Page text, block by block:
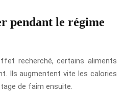
pendant le régime
recherché, certains aliments
Ils augmentent vite les calories
de faim ensuite.